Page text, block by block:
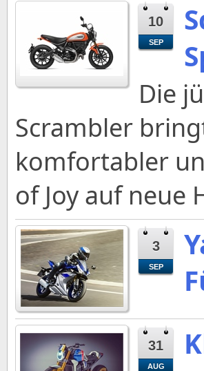
10
SEP
Die
Scrambler
komfortabler
of Joy auf neue
3
SEP
31
AUG